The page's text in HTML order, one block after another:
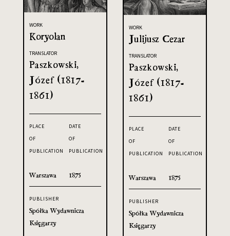
WORK
Koryolan
TRANSLATOR
Paszkowski,
Józef (1817-
1861)
PLACE
OF
PUBLICATION
Warszawa
DATE
OF
PUBLICATION
1875
PUBLISHER
Spółka Wydawnicza
Księgarzy
WORK
Julijusz Cezar
TRANSLATOR
Paszkowski,
Józef (1817-
1861)
PLACE
OF
PUBLICATION
Warszawa
DATE
OF
PUBLICATION
1875
PUBLISHER
Spółka Wydawnicza
Księgarzy